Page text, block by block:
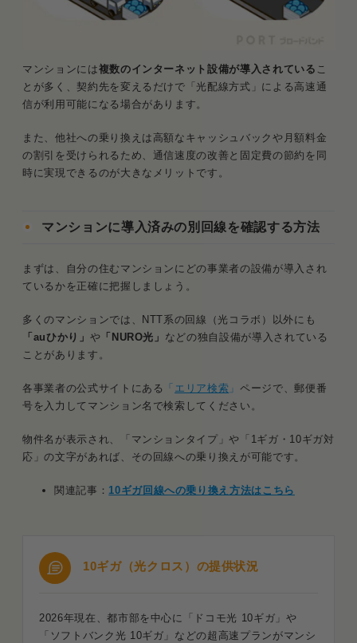
マンションには複数のインターネット設備が導入されている こ
とが多く、契約先を変えるだけで「光配線方式」による高速通
信が利用可能になる場合があります。
また、他社への乗り換えは高額なキャッシュバックや月額料金
の割引を受けられるため、通信速度の改善と固定費の節約を同
時に実現できるのが大きなメリットです。
マンションに導入済みの別回線を確認する方法
まずは、自分の住むマンションにどの事業者の設備が導入され
ているかを正確に把握しましょう。
多くのマンションでは、NTT系の回線（光コラボ）以外にも
「auひかり」 や 「NURO光」 などの独自設備が導入されている
ことがあります。
各事業者の公式サイトにある 「 エリア検索 」ページで、郵便番
号を入力してマンション名で検索してください。
物件名が表示され、「マンションタイプ」や「1ギガ・10ギガ対
応」の文字があれば、その回線への乗り換えが可能です。
関連記事： 10ギガ回線への乗り換え方法はこちら
10ギガ（光クロス）の提供状況
2026年現在、都市部を中心に「ドコモ光 10ギガ」や
「ソフトバンク光 10ギガ」などの超高速プランがマンシ